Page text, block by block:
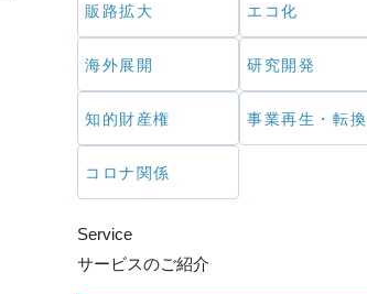
販路拡大 エコ化
海外展開 研究開発
知的財産権 事業再生・転換
コロナ関係
Service
サービスのご紹介